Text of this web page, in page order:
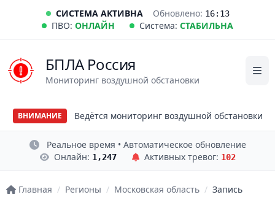
СИСТЕМА АКТИВНА Обновлено: 16:13
ПВО: ОНЛАЙН Система: СТАБИЛЬНА
БПЛА Россия
Мониторинг воздушной обстановки
ВНИМАНИЕ Ведётся мониторинг воздушной обстановки
Реальное время • Автоматическое обновление
Онлайн: 1,247 Активных тревог: 102
Главная / Регионы / Московская область / Запись